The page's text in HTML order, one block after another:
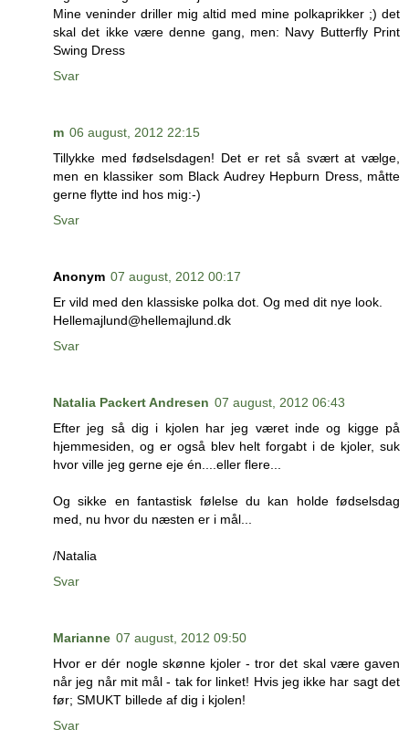
Mine veninder driller mig altid med mine polkaprikker ;) det
skal det ikke være denne gang, men: Navy Butterfly Print
Swing Dress
Svar
m 06 august, 2012 22:15
Tillykke med fødselsdagen! Det er ret så svært at vælge,
men en klassiker som Black Audrey Hepburn Dress, måtte
gerne flytte ind hos mig:-)
Svar
Anonym 07 august, 2012 00:17
Er vild med den klassiske polka dot. Og med dit nye look.
Hellemajlund@hellemajlund.dk
Svar
Natalia Packert Andresen 07 august, 2012 06:43
Efter jeg så dig i kjolen har jeg været inde og kigge på
hjemmesiden, og er også blev helt forgabt i de kjoler, suk
hvor ville jeg gerne eje én....eller flere...
Og sikke en fantastisk følelse du kan holde fødselsdag
med, nu hvor du næsten er i mål...
/Natalia
Svar
Marianne 07 august, 2012 09:50
Hvor er dér nogle skønne kjoler - tror det skal være gaven
når jeg når mit mål - tak for linket! Hvis jeg ikke har sagt det
før; SMUKT billede af dig i kjolen!
Svar